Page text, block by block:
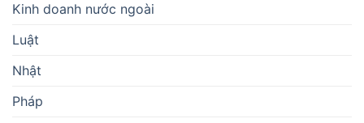
Kinh doanh nước ngoài
Luật
Nhật
Pháp